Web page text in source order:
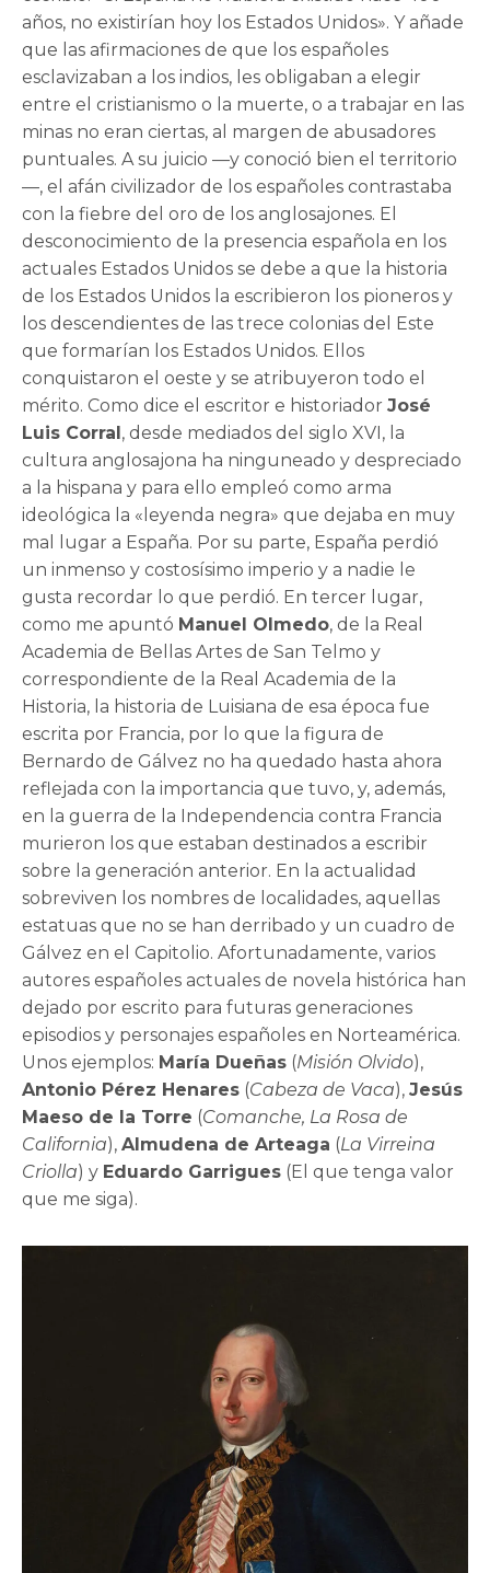
años, no existirían hoy los Estados Unidos». Y añade
que las afirmaciones de que los españoles
esclavizaban a los indios, les obligaban a elegir
entre el cristianismo o la muerte, o a trabajar en las
minas no eran ciertas, al margen de abusadores
puntuales. A su juicio —y conoció bien el territorio
—, el afán civilizador de los españoles contrastaba
con la fiebre del oro de los anglosajones. El
desconocimiento de la presencia española en los
actuales Estados Unidos se debe a que la historia
de los Estados Unidos la escribieron los pioneros y
los descendientes de las trece colonias del Este
que formarían los Estados Unidos. Ellos
conquistaron el oeste y se atribuyeron todo el
mérito. Como dice el escritor e historiadorJosé
Luis Corral , desde mediados del siglo XVI, la
cultura anglosajona ha ninguneado y despreciado
a la hispana y para ello empleó como arma
ideológica la «leyenda negra» que dejaba en muy
mal lugar a España. Por su parte, España perdió
un inmenso y costosísimo imperio y a nadie le
gusta recordar lo que perdió. En tercer lugar,
como me apuntó Manuel Olmedo, de la Real
Academia de Bellas Artes de San Telmo y
correspondiente de la Real Academia de la
Historia, la historia de Luisiana de esa época fue
escrita por Francia, por lo que la figura de
Bernardo de Gálvez no ha quedado hasta ahora
reflejada con la importancia que tuvo, y, además,
en la guerra de la Independencia contra Francia
murieron los que estaban destinados a escribir
sobre la generación anterior. En la actualidad
sobreviven los nombres de localidades, aquellas
estatuas que no se han derribado y un cuadro de
Gálvez en el Capitolio. Afortunadamente, varios
autores españoles actuales de novela histórica han
dejado por escrito para futuras generaciones
episodios y personajes españoles en Norteamérica.
Unos ejemplos: María Dueñas (Misión Olvido),
Antonio Pérez Henares (Cabeza de Vaca),Jesús
Maeso de la Torre (Comanche, La Rosa de
California),Almudena de Arteaga (La Virreina
Criolla) y Eduardo Garrigues (El que tenga valor
que me siga).